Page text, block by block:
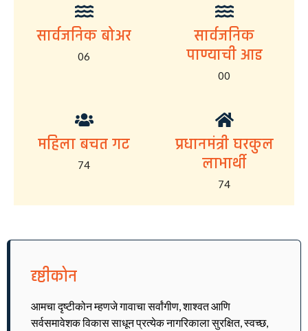
सार्वजनिक बोअर
06
सार्वजनिक
पाण्याची आड
00
महिला बचत गट
74
प्रधानमंत्री घरकुल
लाभार्थी
74
दृष्टीकोन
आमचा दृष्टीकोन म्हणजे गावाचा सर्वांगीण, शाश्वत आणि
सर्वसमावेशक विकास साधून प्रत्येक नागरिकाला सुरक्षित, स्वच्छ,